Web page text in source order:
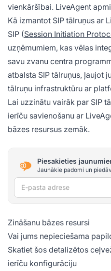
vienkāršībai. LiveAgent
Kā izmantot SIP tālruņus ar
SIP (Session Initiation
uzņēmumiem, kas vēlas
savu zvanu centra
atbalsta SIP tālruņus, ļaujot
tālruņu infrastruktūru ar
Lai uzzinātu vairāk par SIP
ierīču savienošanu ar
bāzes resursus zemāk.
Piesakieties
Jaunākie padomi un
E-pasta adrese
Zināšanu bāzes resursi
Vai jums nepieciešama
Skatiet šos detalizētos
ierīču konfigurāciju